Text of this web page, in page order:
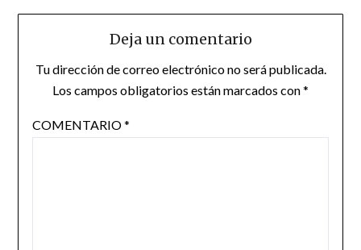
Deja un comentario
Tu dirección de correo electrónico no será publicada.
Los campos obligatorios están marcados con*
COMENTARIO*